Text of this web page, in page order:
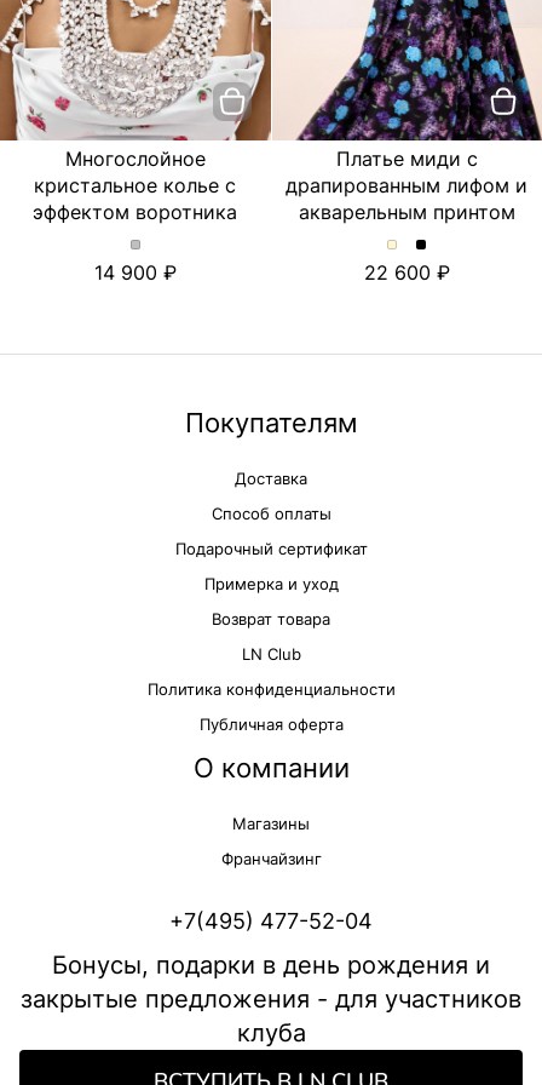
Многослойное
кристальное колье с
эффектом воротника
Многослойное
кристальное
Серебряный
14 900
Платье миди с
драпированным лифом и
акварельным принтом
Платье
миди
Платье
миди
22 600
Покупателям
Доставка
Способ оплаты
Подарочный сертификат
Примерка и уход
Возврат товара
LN Club
Политика конфиденциальности
Публичная оферта
О компании
Магазины
Франчайзинг
+7(495) 477-52-04
Бонусы, подарки в день рождения и
закрытые предложения - для участников
клуба